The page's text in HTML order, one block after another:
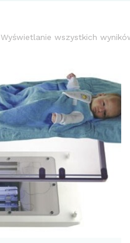
Wyświetlanie wszystkich